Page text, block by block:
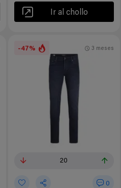
Ir al chollo
-47%
20
0
3 meses